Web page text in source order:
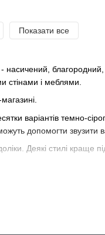
насичений,
стінами і меблями.
варіантів темно-
допомогти звузити
Деякі стилі краще
Показати все